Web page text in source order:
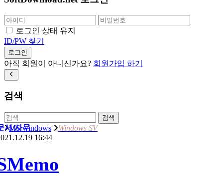
로그인 상태 유지
ID/PW 찾기
로그인
아직 회원이 아니신가요? 회원가입 하기
검색
검색
MS windows Windows SV
서/사무
16:44